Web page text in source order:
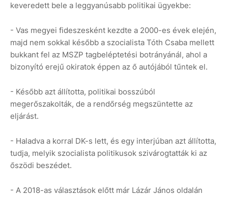
keveredett bele a leggyanúsabb politikai ügyekbe:
- Vas megyei fideszesként kezdte a 2000-es évek elején,
majd nem sokkal később a szocialista Tóth Csaba mellett
bukkant fel az MSZP tagbeléptetési botrányánál, ahol a
bizonyító erejű okiratok éppen az ő autójából tűntek el.
- Később azt állította, politikai bosszúból
megerőszakolták, de a rendőrség megszüntette az
eljárást.
- Haladva a korral DK-s lett, és egy interjúban azt állította,
tudja, melyik szocialista politikusok szivárogtatták ki az
őszödi beszédet.
- A 2018-as választások előtt már Lázár János oldalán